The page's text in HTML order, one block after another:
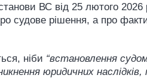
ВС від 25 лютого
судове рішення, а про
ніби “встановлення
юридичних